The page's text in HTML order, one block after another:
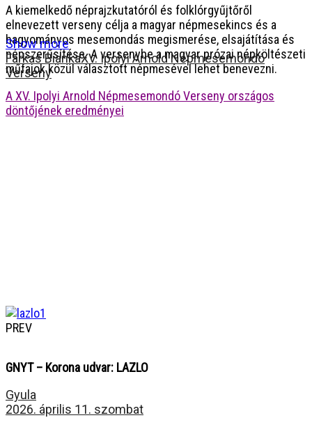
A kiemelkedő néprajzkutatóról és folklórgyűjtőről
elnevezett verseny célja a magyar népmesekincs és a
hagyományos mesemondás megismerése, elsajátítása és
népszerűsítése. A versenybe a magyar prózai népköltészeti
műfajok közül választott népmesével lehet benevezni.
A XV. Ipolyi Arnold Népmesemondó Verseny országos
döntőjének eredményei
Show more
Farkas BiankaXV. Ipolyi Arnold Népmesemondó
Verseny
PREV
GNYT – Korona udvar: LAZLO
Gyula
2026. április 11. szombat